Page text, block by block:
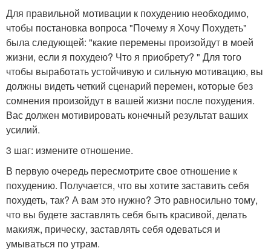
Для правильной мотивации к похудению необходимо,
чтобы постановка вопроса "Почему я Хочу Похудеть"
была следующей: "какие перемены произойдут в моей
жизни, если я похудею? Что я приобрету? " Для того
чтобы выработать устойчивую и сильную мотивацию, вы
должны видеть четкий сценарий перемен, которые без
сомнения произойдут в вашей жизни после похудения.
Вас должен мотивировать конечный результат ваших
усилий.
3 шаг: измените отношение.
В первую очередь пересмотрите свое отношение к
похудению. Получается, что вы хотите заставить себя
похудеть, так? А вам это нужно? Это равносильно тому,
что вы будете заставлять себя быть красивой, делать
макияж, прическу, заставлять себя одеваться и
умываться по утрам.